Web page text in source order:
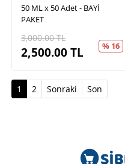
50 ML x 50 Adet - BAYİ
PAKET
3,000.00TL
2,500.00TL % 16
1 (current)
2 Sonraki Son